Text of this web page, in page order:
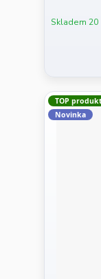
Skladem 20
TOP
Novinka